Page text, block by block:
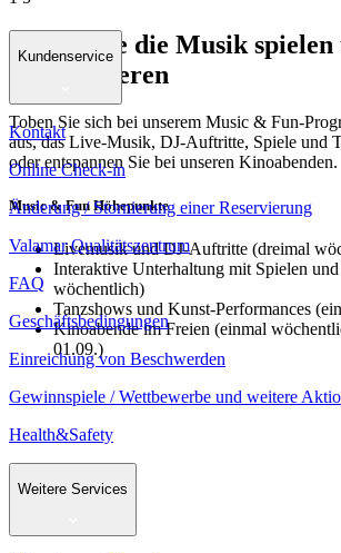
Lassen Sie die Musik
Spaß regieren
Toben Sie sich bei unserem Music & Fun-
aus, das Live-Musik, DJ-Auftritte, Spiele und
oder entspannen Sie bei unseren Kinoabenden.
Music & Fun Höhepunkte
Livemusik und DJ-Auftritte (dreimal
Interaktive Unterhaltung mit Spielen
wöchentlich)
Tanzshows und Kunst-Performances
Kinoabende im Freien (einmal
01.09.)
Kundenservice
Kontakt
Online Check-in
Änderung / Stornierung einer Reservierung
Valamar Qualitätszentrum
FAQ
Geschäftsbedingungen
Einreichung von Beschwerden
Gewinnspiele / Wettbewerbe und weitere
Health&Safety
Weitere Services